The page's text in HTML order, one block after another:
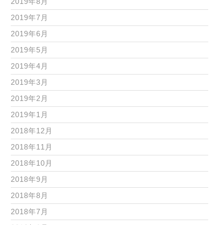
2019年7月
2019年6月
2019年5月
2019年4月
2019年3月
2019年2月
2019年1月
2018年12月
2018年11月
2018年10月
2018年9月
2018年8月
2018年7月